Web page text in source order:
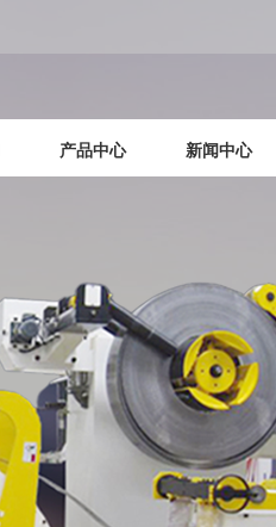
产品中心 新闻中心